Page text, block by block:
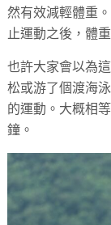
然有效減輕體重
止運動之後，體
也許大家會以為
松或游了個渡海
的運動。大概相
鐘。